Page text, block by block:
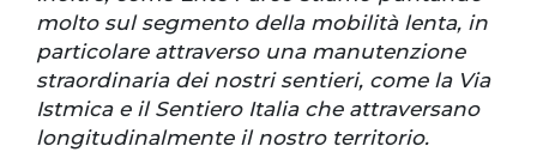
molto sul segmento della mobilità lenta, in
particolare attraverso una manutenzione
straordinaria dei nostri sentieri, come la Via
Istmica e il Sentiero Italia che attraversano
longitudinalmente il nostro territorio.